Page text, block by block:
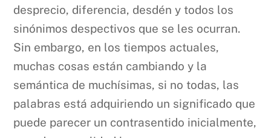
desprecio, diferencia, desdén y todos los
sinónimos despectivos que se les ocurran.
Sin embargo, en los tiempos actuales,
muchas cosas están cambiando y la
semántica de muchísimas, si no todas, las
palabras está adquiriendo un significado que
puede parecer un contrasentido inicialmente,